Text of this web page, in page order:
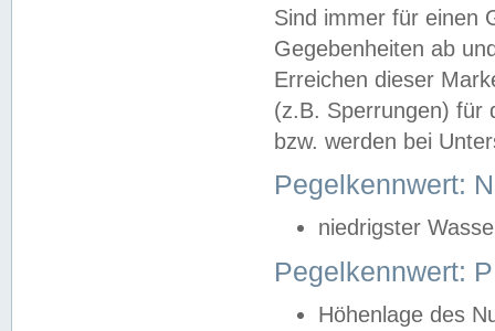
Sind immer für einen
Gegebenheiten ab
Erreichen dieser
(z.B. Sperrungen) für
bzw. werden bei
Pegelkennwert:
niedrigster
Pegelkennwert:
Höhenlage des